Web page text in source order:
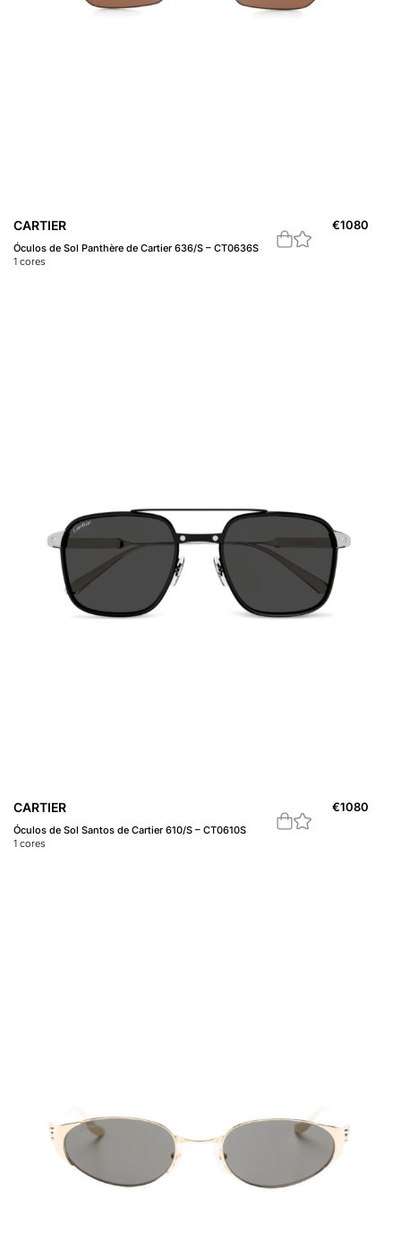
CARTIER
Óculos de Sol Panthère de Cartier 636/S – CT0636S
1 cores
€1080
CARTIER
Óculos de Sol Santos de Cartier 610/S – CT0610S
1 cores
€1080